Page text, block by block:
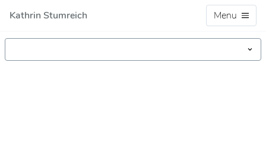
Kathrin Stumreich Menu